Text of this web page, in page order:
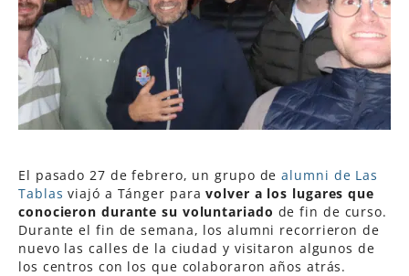
El pasado 27 de febrero, un grupo dealumni de Las
Tablas viajó a Tánger para volver a los lugares que
conocieron durante su voluntariado de fin de curso.
Durante el fin de semana, los alumni recorrieron de
nuevo las calles de la ciudad y visitaron algunos de
los centros con los que colaboraron años atrás.